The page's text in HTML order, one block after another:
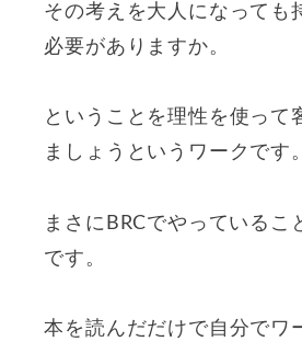
その考えを大人になっても
必要がありますか。
ということを理性を使って
ましょうというワークです。
まさにBRCでやっているこ
です。
本を読んだだけで自分でワ